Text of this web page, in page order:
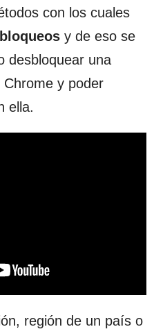
con los cuales
y de eso se
desbloquear una
Chrome y poder
ella.
región de un país o